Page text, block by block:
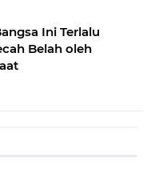
Ini Terlalu
Belah oleh